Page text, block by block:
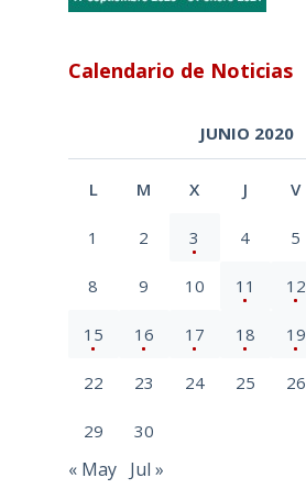
Calendario de Noticias
JUNIO 2020
L M X J V
1 2 3 4 5
8 9 10 11 12
15 16 17 18 19
22 23 24 25 26
29 30
« May Jul »